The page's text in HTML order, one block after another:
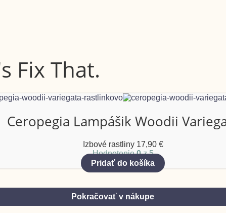
Fix That.
Ceropegia Lampášik Woodii
Izbové rastliny 17,90 €
Hodnotenie0z 5
Pridať do košíka
Pokračovať v nákupe